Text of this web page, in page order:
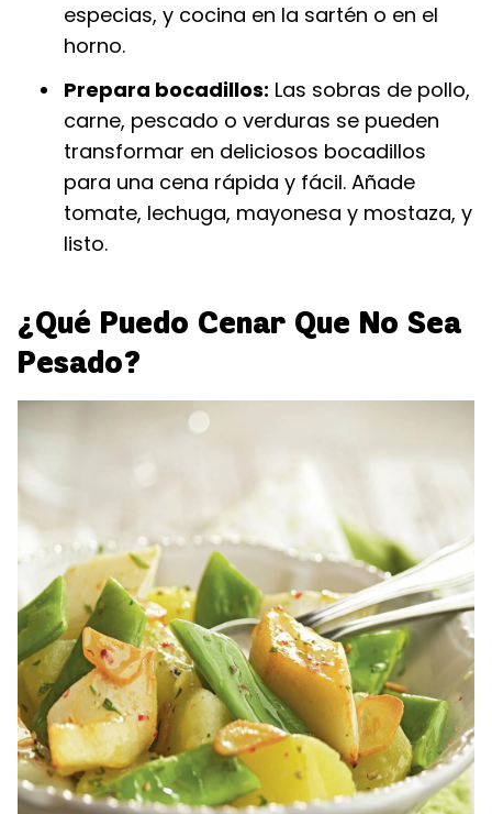
especias, y cocina en la sartén o en el
horno.
Prepara bocadillos: Las sobras de pollo,
carne, pescado o verduras se pueden
transformar en deliciosos bocadillos
para una cena rápida y fácil. Añade
tomate, lechuga, mayonesa y mostaza, y
listo.
¿Qué Puedo Cenar Que No Sea
Pesado?